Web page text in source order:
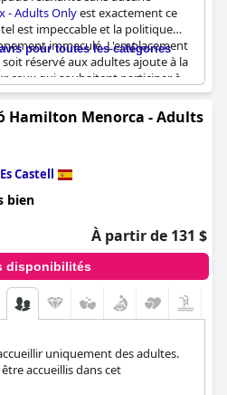
- Adults Onlyest exactement ce
est impeccable et la politique
immaculé. L'emplacement
réservé aux adultes ajoute à la
ceux qui souhaitent participer à
se détendre. L'hôtel
de bien-être et le personnel se
C'est un paradis idéal pour
qualité et la tranquillité lors de leur
pour toutes les catégories
Hamilton Menorca - Adults
Es Castell
bien
À partir de 131 $
disponibilités
uniquement des adultes.
accueillis dans cet